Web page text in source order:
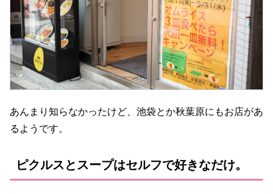
あんまり知らなかったけど、池袋とか秋葉原にもお店があ
るようです。
ピクルスとスープはセルフで好きなだけ。